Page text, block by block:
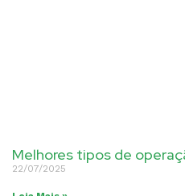
Melhores tipos de
22/07/2025